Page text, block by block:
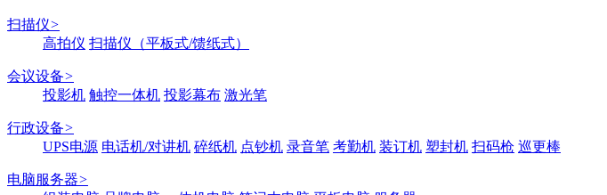
扫描仪>
高拍仪 扫描仪（平板式/馈纸式）
会议设备>
投影机 触控一体机 投影幕布 激光笔
行政设备>
UPS电源 电话机/对讲机 碎纸机 点钞机 录音笔 考勤机 装订机 塑封机 扫码枪 巡更棒
电脑服务器>